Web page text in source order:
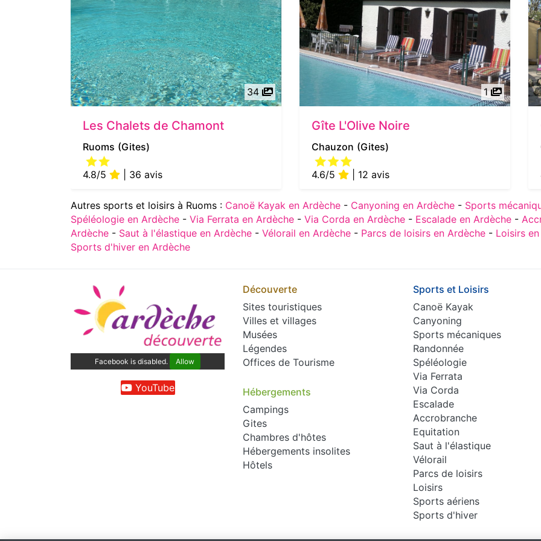
34
Les Chalets de Chamont
Ruoms (Gites)
4.8/5 | 36 avis
1
Gîte L'Olive Noire
Chauzon (Gites)
4.6/5 | 12 avis
Autres sports et loisirs à Ruoms : Canoë Kayak en Ardèche - Canyoning en Ardèche - Sports
Spéléologie en Ardèche - Via Ferrata en Ardèche - Via Corda en Ardèche - Escalade en Ardèche -
Ardèche - Saut à l'élastique en Ardèche - Vélorail en Ardèche - Parcs de loisirs en Ardèche - Loisirs
Sports d'hiver en Ardèche
Facebook is disabled. Allow
YouTube
Découverte
Sites touristiques
Villes et villages
Musées
Légendes
Offices de Tourisme
Hébergements
Campings
Gites
Chambres d'hôtes
Hébergements insolites
Hôtels
Sports et Loisirs
Canoë Kayak
Canyoning
Sports mécaniques
Randonnée
Spéléologie
Via Ferrata
Via Corda
Escalade
Accrobranche
Equitation
Saut à l'élastique
Vélorail
Parcs de loisirs
Loisirs
Sports aériens
Sports d'hiver